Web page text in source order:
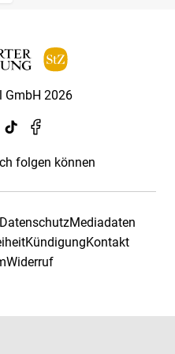
GmbH 2026
folgen können
DatenschutzMediadaten
KündigungKontakt
Widerruf